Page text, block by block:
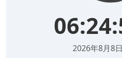
2026年8月8